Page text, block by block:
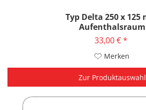
Typ Delta 250 x 125
Aufenthalsraum
33,00 € *
Merken
Zur Produktauswahl